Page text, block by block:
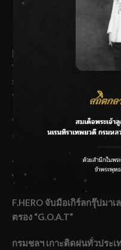
THE BEST
Recent Posts
กรมชลฯ รับฟังประชาชน ติ
ระบายน้ำศรีสองรักฯ
‘แมน การิน’ แชร์ความเชื่อช
ลาโลกนี้ ให้ใส่บาตรสิ่งนั้นไ
ราชเลขานุการในพระองค์ฯ
ทรายใต้ เสริมความมั่นคงน้ำเ
F.HERO จับมือเกิร์ลกรุ๊ปมา
ตรอง “G.O.A.T”
กรมชลฯ เกาะติดฝนทั่วประ